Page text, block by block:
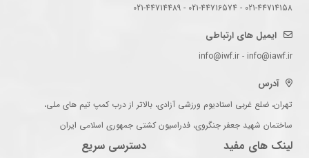
021-44714158 - 021-44716574 - 021-44714489
ایمیل های ارتباطی
info@iwf.ir - info@iawf.ir
آدرس
تهران، ضلع غربی استادیوم ورزشی آزادی، بالاتر از درب کمپ تیم های ملی،
ساختمان شهید جعفر جنگروی، فدراسیون کشتی جمهوری اسلامی ایران
لینک های مفید دسترسی سریع